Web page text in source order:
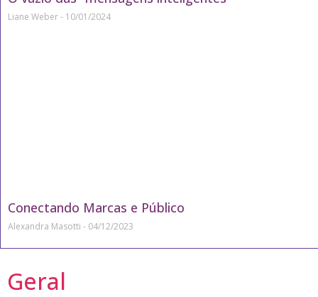
Liane Weber 10/01/2024
Conectando Marcas e Público
Alexandra Masotti 04/12/2023
Geral